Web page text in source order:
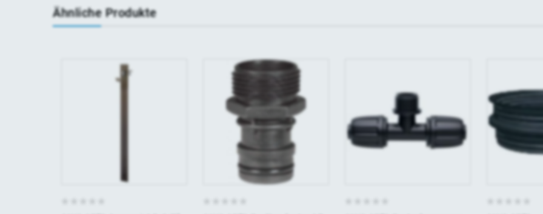
Ähnliche Produkte